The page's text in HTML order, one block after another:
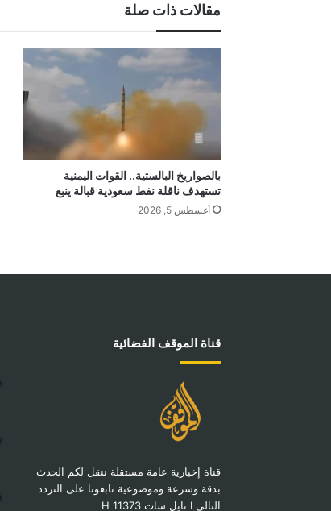
مقالات ذات صلة
بالصواريخ البالستية.. القوات اليمنية
تستهدف ناقلة نفط سعودية قبالة ينبع
أغسطس 5, 2026
قناة الموقف الفضائية
قناة إخبارية عامة مستقلة ننقل لكم الحدث
بدقة وسرعة وموضوعية تابعونا على التردد
التالي I نايل سات 11373 H